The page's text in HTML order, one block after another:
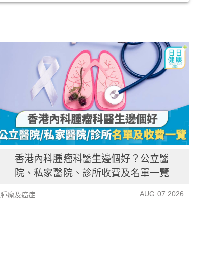
香港內科腫瘤科醫生邊個好？公立醫
院、私家醫院、診所收費及名單一覽
腫瘤及癌症 AUG 07 2026